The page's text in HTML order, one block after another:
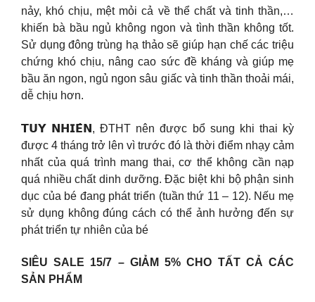
nảy, khó chịu, mệt mỏi cả về thể chất và tinh thần,…
khiến bà bầu ngủ không ngon và tình thần không tốt.
Sử dụng đông trùng hạ thảo sẽ giúp hạn chế các triệu
chứng khó chịu, nâng cao sức đề kháng và giúp mẹ
bầu ăn ngon, ngủ ngon sâu giấc và tinh thần thoải mái,
dễ chịu hơn.
𝗧𝗨𝗬 𝗡𝗛𝗜𝗘̂𝗡, ĐTHT nên được bổ sung khi thai kỳ
được 4 tháng trở lên vì trước đó là thời điểm nhạy cảm
nhất của quá trình mang thai, cơ thể không cần nạp
quá nhiều chất dinh dưỡng. Đặc biệt khi bộ phận sinh
dục của bé đang phát triển (tuần thứ 11 – 12). Nếu mẹ
sử dụng không đúng cách có thể ảnh hưởng đến sự
phát triển tự nhiên của bé
SIÊU SALE 15/7 – GIẢM 5% CHO TẤT CẢ CÁC
SẢN PHẨM